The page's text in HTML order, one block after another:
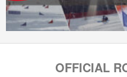
OFFICIAL